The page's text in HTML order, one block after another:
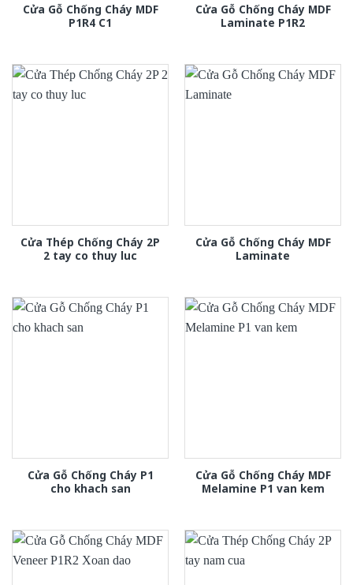
Cửa Gỗ Chống Cháy MDF
P1R4 C1
Cửa Gỗ Chống Cháy MDF
Laminate P1R2
Cửa Thép Chống Cháy 2P
2 tay co thuy luc
Cửa Gỗ Chống Cháy MDF
Laminate
Cửa Gỗ Chống Cháy P1
cho khach san
Cửa Gỗ Chống Cháy MDF
Melamine P1 van kem